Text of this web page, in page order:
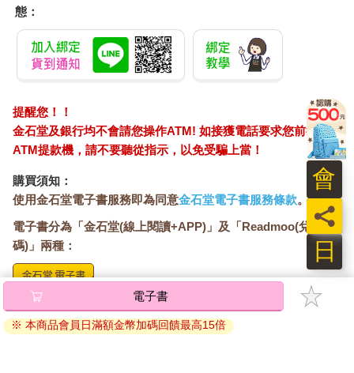
態：
提醒您！！
金石堂及銀行均不會請您操作ATM! 如接獲電話要求您前往
ATM提款機，請不要聽從指示，以免受騙上當！
購買須知：
使用金石堂電子書服務即為同意金石堂電子書服務條款。
電子書分為「金石堂(線上閱讀+APP)」及「Readmoo(兌換
碼)」兩種：
將儲存於會員中心→電子書服務「我的e書櫃」，點選線上
閱讀直接開啟閱讀。
線上閱讀：
電子書
※ 本商品會員日滿額金幣加碼回饋最高15倍
日
員
會